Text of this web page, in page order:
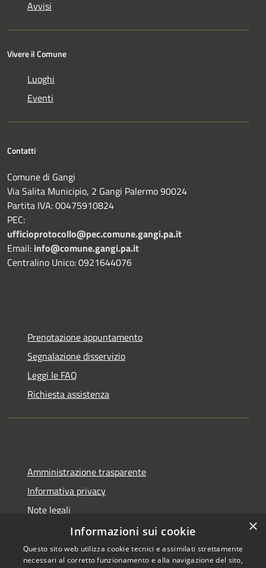
Avvisi
Vivere il Comune
Luoghi
Eventi
Contatti
Comune di Gangi
Via Salita Municipio, 2 Gangi Palermo 90024
Partita IVA: 00475910824
PEC:
ufficioprotocollo@pec.comune.gangi.pa.it
Email: info@comune.gangi.pa.it
Centralino Unico: 0921644076
Prenotazione appuntamento
Segnalazione disservizio
Leggi le FAQ
Richiesta assistenza
Amministrazione trasparente
Informativa privacy
Note legali
Dichiarazione di accessibilità
×
Informazioni sui cookie
Questo sito web utilizza cookie tecnici e assimilati strettamente
necessari al corretto funzionamento e alla navigazione del sito,